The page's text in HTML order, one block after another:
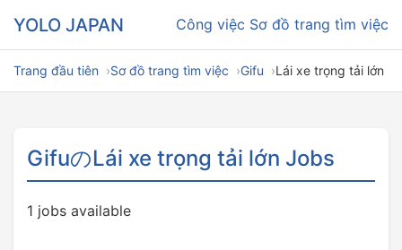
YOLO JAPAN Công việc Sơ đồ trang tìm việc
Trang đầu tiên Sơ đồ trang tìm việc Gifu Lái xe trọng tải lớn
GifuのLái xe trọng tải lớn Jobs
1 jobs available